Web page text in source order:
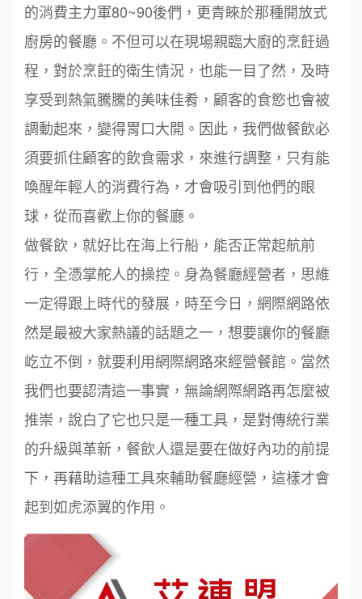
的消費主力軍80~90後們，更青睞於那種開放式
廚房的餐廳。不但可以在現場親臨大廚的烹飪過
程，對於烹飪的衛生情況，也能一目了然，及時
享受到熱氣騰騰的美味佳肴，顧客的食慾也會被
調動起來，變得胃口大開。因此，我們做餐飲必
須要抓住顧客的飲食需求，來進行調整，只有能
喚醒年輕人的消費行為，才會吸引到他們的眼
球，從而喜歡上你的餐廳。
做餐飲，就好比在海上行船，能否正常起航前
行，全憑掌舵人的操控。身為餐廳經營者，思維
一定得跟上時代的發展，時至今日，網際網路依
然是最被大家熱議的話題之一，想要讓你的餐廳
屹立不倒，就要利用網際網路來經營餐館。當然
我們也要認清這一事實，無論網際網路再怎麼被
推崇，說白了它也只是一種工具，是對傳統行業
的升級與革新，餐飲人還是要在做好內功的前提
下，再藉助這種工具來輔助餐廳經營，這樣才會
起到如虎添翼的作用。